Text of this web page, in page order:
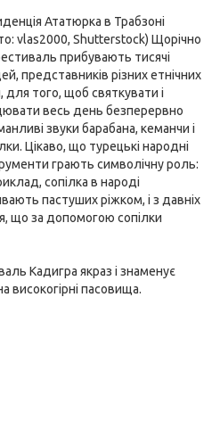
Ататюрка в Трабзоні
vlas2000, Shutterstock) Щорічно
прибувають тисячі
представників різних етнічних
для того, щоб святкувати і
весь день безперервно
звуки барабана, кеманчи і
Цікаво, що турецькі народні
грають символічну роль:
сопілка в народі
пастуших ріжком, і з давніх
що за допомогою сопілки
Кадигра якраз і знаменує
високогірні пасовища.